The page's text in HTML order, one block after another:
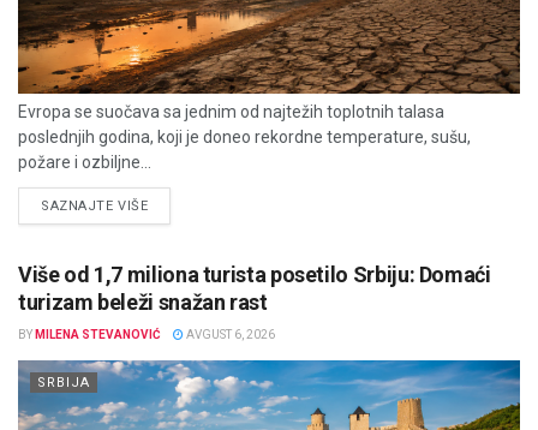
Evropa se suočava sa jednim od najtežih toplotnih talasa
poslednjih godina, koji je doneo rekordne temperature, sušu,
požare i ozbiljne...
SAZNAJTE VIŠEDETAILS
Više od 1,7 miliona turista posetilo Srbiju: Domaći
turizam beleži snažan rast
BY MILENA STEVANOVIĆ AVGUST 6, 2026
SRBIJA